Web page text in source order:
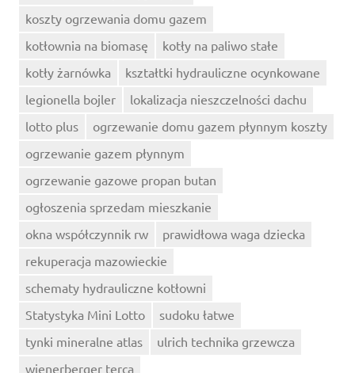
koszty ogrzewania domu gazem
kotłownia na biomasę
kotły na paliwo stałe
kotły żarnówka
kształtki hydrauliczne ocynkowane
legionella bojler
lokalizacja nieszczelności dachu
lotto plus
ogrzewanie domu gazem płynnym koszty
ogrzewanie gazem płynnym
ogrzewanie gazowe propan butan
ogłoszenia sprzedam mieszkanie
okna współczynnik rw
prawidłowa waga dziecka
rekuperacja mazowieckie
schematy hydrauliczne kotłowni
Statystyka Mini Lotto
sudoku łatwe
tynki mineralne atlas
ulrich technika grzewcza
wienerberger terca